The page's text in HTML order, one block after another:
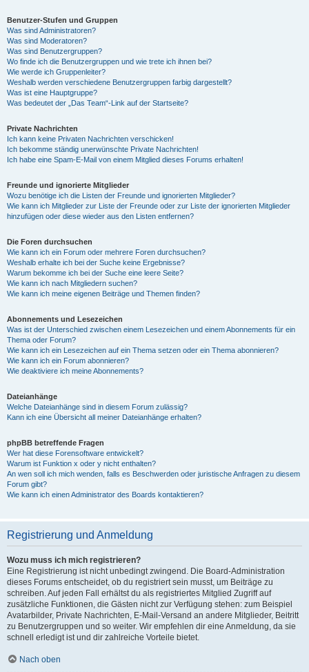
Benutzer-Stufen und Gruppen
Was sind Administratoren?
Was sind Moderatoren?
Was sind Benutzergruppen?
Wo finde ich die Benutzergruppen und wie trete ich ihnen bei?
Wie werde ich Gruppenleiter?
Weshalb werden verschiedene Benutzergruppen farbig dargestellt?
Was ist eine Hauptgruppe?
Was bedeutet der „Das Team“-Link auf der Startseite?
Private Nachrichten
Ich kann keine Privaten Nachrichten verschicken!
Ich bekomme ständig unerwünschte Private Nachrichten!
Ich habe eine Spam-E-Mail von einem Mitglied dieses Forums erhalten!
Freunde und ignorierte Mitglieder
Wozu benötige ich die Listen der Freunde und ignorierten Mitglieder?
Wie kann ich Mitglieder zur Liste der Freunde oder zur Liste der ignorierten Mitglieder
hinzufügen oder diese wieder aus den Listen entfernen?
Die Foren durchsuchen
Wie kann ich ein Forum oder mehrere Foren durchsuchen?
Weshalb erhalte ich bei der Suche keine Ergebnisse?
Warum bekomme ich bei der Suche eine leere Seite?
Wie kann ich nach Mitgliedern suchen?
Wie kann ich meine eigenen Beiträge und Themen finden?
Abonnements und Lesezeichen
Was ist der Unterschied zwischen einem Lesezeichen und einem Abonnements für ein
Thema oder Forum?
Wie kann ich ein Lesezeichen auf ein Thema setzen oder ein Thema abonnieren?
Wie kann ich ein Forum abonnieren?
Wie deaktiviere ich meine Abonnements?
Dateianhänge
Welche Dateianhänge sind in diesem Forum zulässig?
Kann ich eine Übersicht all meiner Dateianhänge erhalten?
phpBB betreffende Fragen
Wer hat diese Forensoftware entwickelt?
Warum ist Funktion x oder y nicht enthalten?
An wen soll ich mich wenden, falls es Beschwerden oder juristische Anfragen zu diesem
Forum gibt?
Wie kann ich einen Administrator des Boards kontaktieren?
Registrierung und Anmeldung
Wozu muss ich mich registrieren?
Eine Registrierung ist nicht unbedingt zwingend. Die Board-Administration
dieses Forums entscheidet, ob du registriert sein musst, um Beiträge zu
schreiben. Auf jeden Fall erhältst du als registriertes Mitglied Zugriff auf
zusätzliche Funktionen, die Gästen nicht zur Verfügung stehen: zum Beispiel
Avatarbilder, Private Nachrichten, E-Mail-Versand an andere Mitglieder, Beitritt
zu Benutzergruppen und so weiter. Wir empfehlen dir eine Anmeldung, da sie
schnell erledigt ist und dir zahlreiche Vorteile bietet.
Nach oben